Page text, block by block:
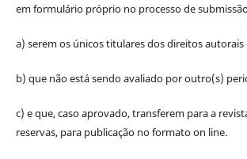
em formulário próprio no processo de
a) serem os únicos titulares dos direitos
b) que não está sendo avaliado por outro(s)
c) e que, caso aprovado, transferem para a
reservas, para publicação no formato on line.